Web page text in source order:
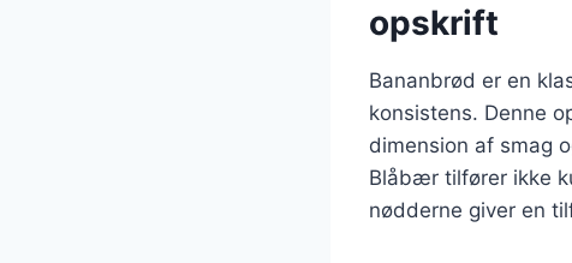
opskrift
Bananbrød er en
konsistens. Denne
dimension af smag
Blåbær tilfører ikke
nødderne giver en